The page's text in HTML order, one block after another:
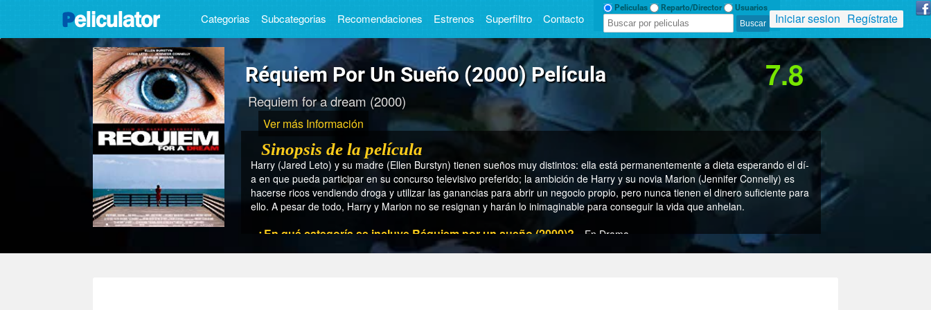
Categorias Subcategorias Recomendaciones Estrenos Superfiltro Contacto
Peliculas Reparto/Director Usuarios
Iniciar sesion Regístrate
Réquiem Por Un Sueño (2000) Película
Requiem for a dream (2000)
7.8
Ver más Información
Sinopsis de la película
Harry (Jared Leto) y su madre (Ellen Burstyn) tienen sueños muy distintos: ella está permanentemente a dieta esperando el dí­
a en que pueda participar en su concurso televisivo preferido; la ambición de Harry y su novia Marion (Jennifer Connelly) es
hacerse ricos vendiendo droga y utilizar las ganancias para abrir un negocio propio, pero nunca tienen el dinero suficiente para
ello. A pesar de todo, Harry y Marion no se resignan y harán lo inimaginable para conseguir la vida que anhelan.
- ¿En qué categoría se incluye Réquiem por un sueño (2000)? En Drama
- ¿En que país se estrenó Réquiem por un sueño (2000)?